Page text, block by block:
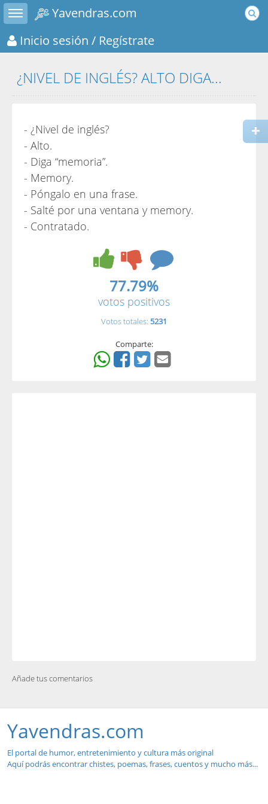
Toggle sidebar
Yavendras.com
Inicio sesión / Regístrate
¿NIVEL DE INGLÉS? ALTO DIGA...
- ¿Nivel de inglés?
- Alto.
- Diga “memoria”.
- Memory.
- Póngalo en una frase.
- Salté por una ventana y memory.
- Contratado.
77.79%
votos positivos
Votos totales: 5231
Comparte:
Añade tus comentarios
Yavendras.com
El portal de humor, entretenimiento y cultura más original
Aquí podrás encontrar chistes, poemas, frases, cuentos y mucho más...